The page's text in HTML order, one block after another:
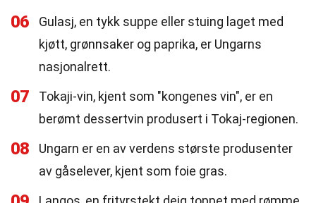
06
Gulasj, en tykk suppe eller stuing laget med
kjøtt, grønnsaker og paprika, er Ungarns
nasjonalrett.
07
Tokaji-vin, kjent som "kongenes vin", er en
berømt dessertvin produsert i Tokaj-regionen.
08
Ungarn er en av verdens største produsenter
av gåselever, kjent som foie gras.